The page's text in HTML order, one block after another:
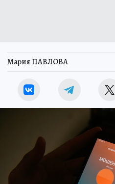
Мария ПАВЛОВА